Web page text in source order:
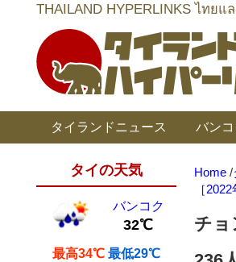
THAILAND HYPERLINKS ไทยแ
タイランドニュース バン
タイの天気
バンコク
32℃
最高34℃ 最低29℃
Home /
［
チョ